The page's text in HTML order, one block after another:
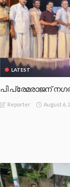
LATEST
പി പ്രേമരാജന്
Reporter August 6,